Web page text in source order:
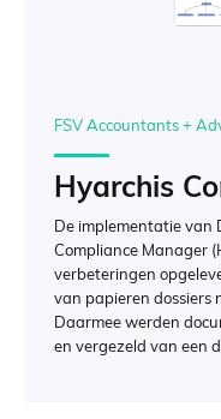
FSV Accountants +
Hyarchis
De implementatie van
Compliance Manager
verbeteringen
van papieren dossiers
Daarmee werden
en vergezeld van een